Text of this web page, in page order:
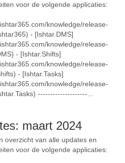
voor de volgende applicaties:
knowledge/release-
- [Ishtar.DMS]
knowledge/release-
- [Ishtar.Shifts]
knowledge/release-
- [Ishtar.Tasks]
knowledge/release-
--------------------...
maart 2024
overzicht van alle updates en
voor de volgende applicaties: